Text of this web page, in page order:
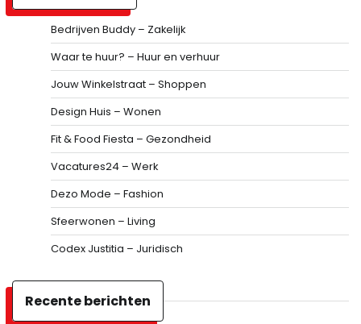
Bedrijven Buddy – Zakelijk
Waar te huur? – Huur en verhuur
Jouw Winkelstraat – Shoppen
Design Huis – Wonen
Fit & Food Fiesta – Gezondheid
Vacatures24 – Werk
Dezo Mode – Fashion
Sfeerwonen – Living
Codex Justitia – Juridisch
Recente berichten